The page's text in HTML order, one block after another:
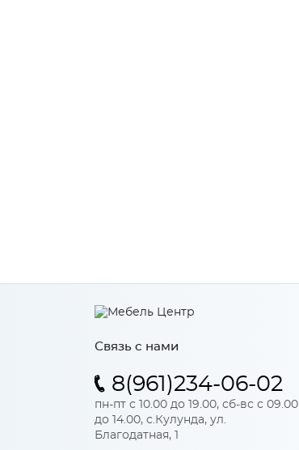
Связь с нами
8(961)234-06-02
пн-пт с 10.00 до 19.00, сб-вс с 09.00
до 14.00, с.Кулунда, ул.
Благодатная, 1